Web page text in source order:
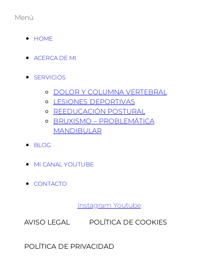
Menú
HOME
ACERCA DE MI
SERVICIOS
DOLOR Y COLUMNA VERTEBRAL
LESIONES DEPORTIVAS
REEDUCACIÓN POSTURAL
BRUXISMO – PROBLEMÁTICA
MANDIBULAR
BLOG
MI CANAL YOUTUBE
CONTACTO
Instagram Youtube
AVISO LEGAL
POLÍTICA DE COOKIES
POLÍTICA DE PRIVACIDAD